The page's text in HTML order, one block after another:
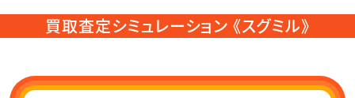
買取査定シミュレーション 《スグミル》